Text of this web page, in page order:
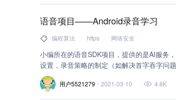
消息队列 CKafka 版 (1)
消息队列
文字识别 (1)
云推荐引擎 (1)
媒体处理 (1)
vr 视频解决方案 (1)
kubernetes (1)
spring boot (1)
语音项目——Android录音学习
编程算法 https 网络安全
小编所在的语音SDK项目，提供的是AI服务
设置，录音策略的制定（如解决首字吞字问
用户5521279 2021-03-10 4.8K